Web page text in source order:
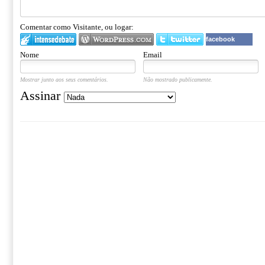
Comentar como Visitante, ou logar:
facebook
Nome Email
Mostrar junto aos seus comentários. Não mostrado publicamente.
Assinar